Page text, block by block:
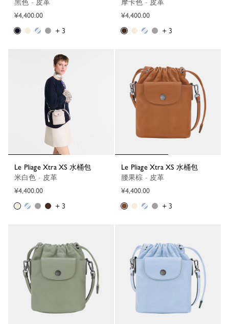
黑色 - 皮革
¥4,400.00
+ 3
摩卡色 - 皮革
¥4,400.00
+ 3
Le Pliage Xtra XS 水桶包
米白色 - 皮革
¥4,400.00
+ 3
Le Pliage Xtra XS 水桶包
腰果棕 - 皮革
¥4,400.00
+ 3